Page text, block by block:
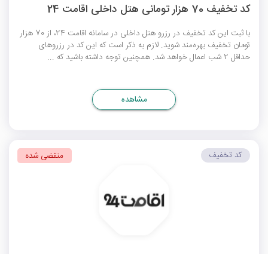
کد تخفیف 70 هزار تومانی هتل داخلی اقامت 24
با ثبت این کد تخفیف در رزرو هتل داخلی در سامانه اقامت 24، از 70 هزار
تومان تخفیف بهره‌مند شوید. لازم به ذکر است که این کد در رزروهای
حداقل 2 شب اعمال خواهد شد. همچنین توجه داشته باشید که ...
مشاهده
کد تخفیف منقضی شده